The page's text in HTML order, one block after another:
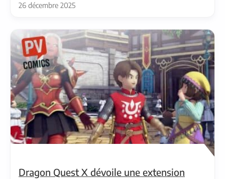
26 décembre 2025
Dragon Quest X dévoile une extension